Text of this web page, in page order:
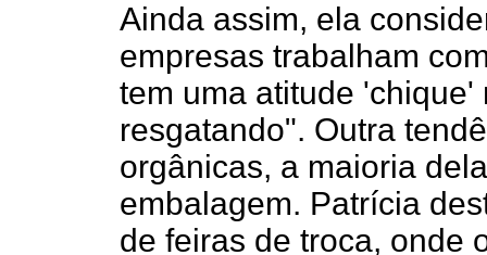
Ainda assim, ela
empresas trabalham
tem uma atitude
resgatando". Outra
orgânicas, a maioria
embalagem. Patrícia
de feiras de troca, onde